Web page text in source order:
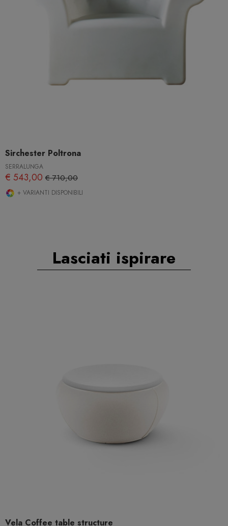
Sirchester Poltrona
SERRALUNGA
€ 543,00 € 710,00
+ VARIANTI DISPONIBILI
Lasciati ispirare
Vela Coffee table structure